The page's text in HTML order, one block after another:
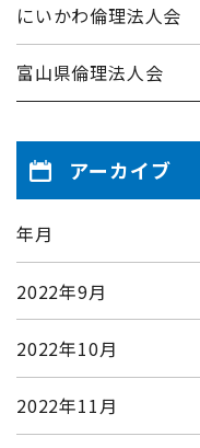
にいかわ倫理法人会
富山県倫理法人会
アーカイブ
年月
2022年9月
2022年10月
2022年11月